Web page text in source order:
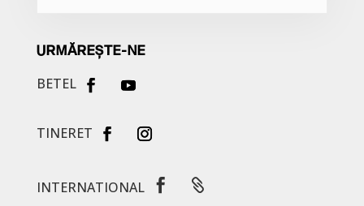
URMĂREȘTE-NE
BETEL
TINERET
INTERNATIONAL  